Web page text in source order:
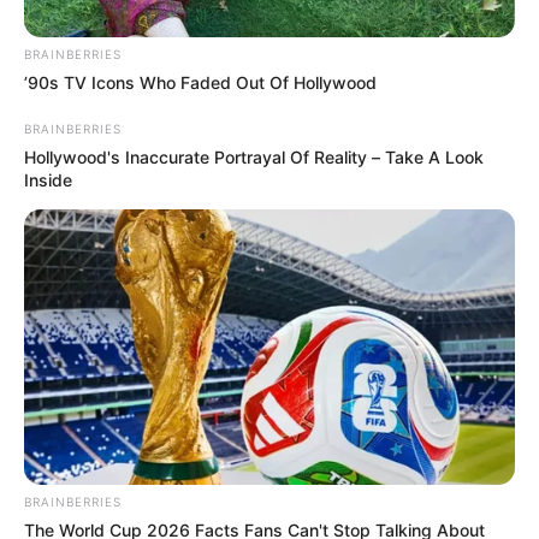
(X) AsociacionADAT
Balcones con malla tienen reglas evite sanciones en su
conjunto
Por:Cristhiam Martínez
Octubre 17, 2025
BRAINBERRIES
’90s TV Icons Who Faded Out Of Hollywood
BRAINBERRIES
Hollywood's Inaccurate Portrayal Of Reality – Take A Look
Inside
BRAINBERRIES
The World Cup 2026 Facts Fans Can't Stop Talking About